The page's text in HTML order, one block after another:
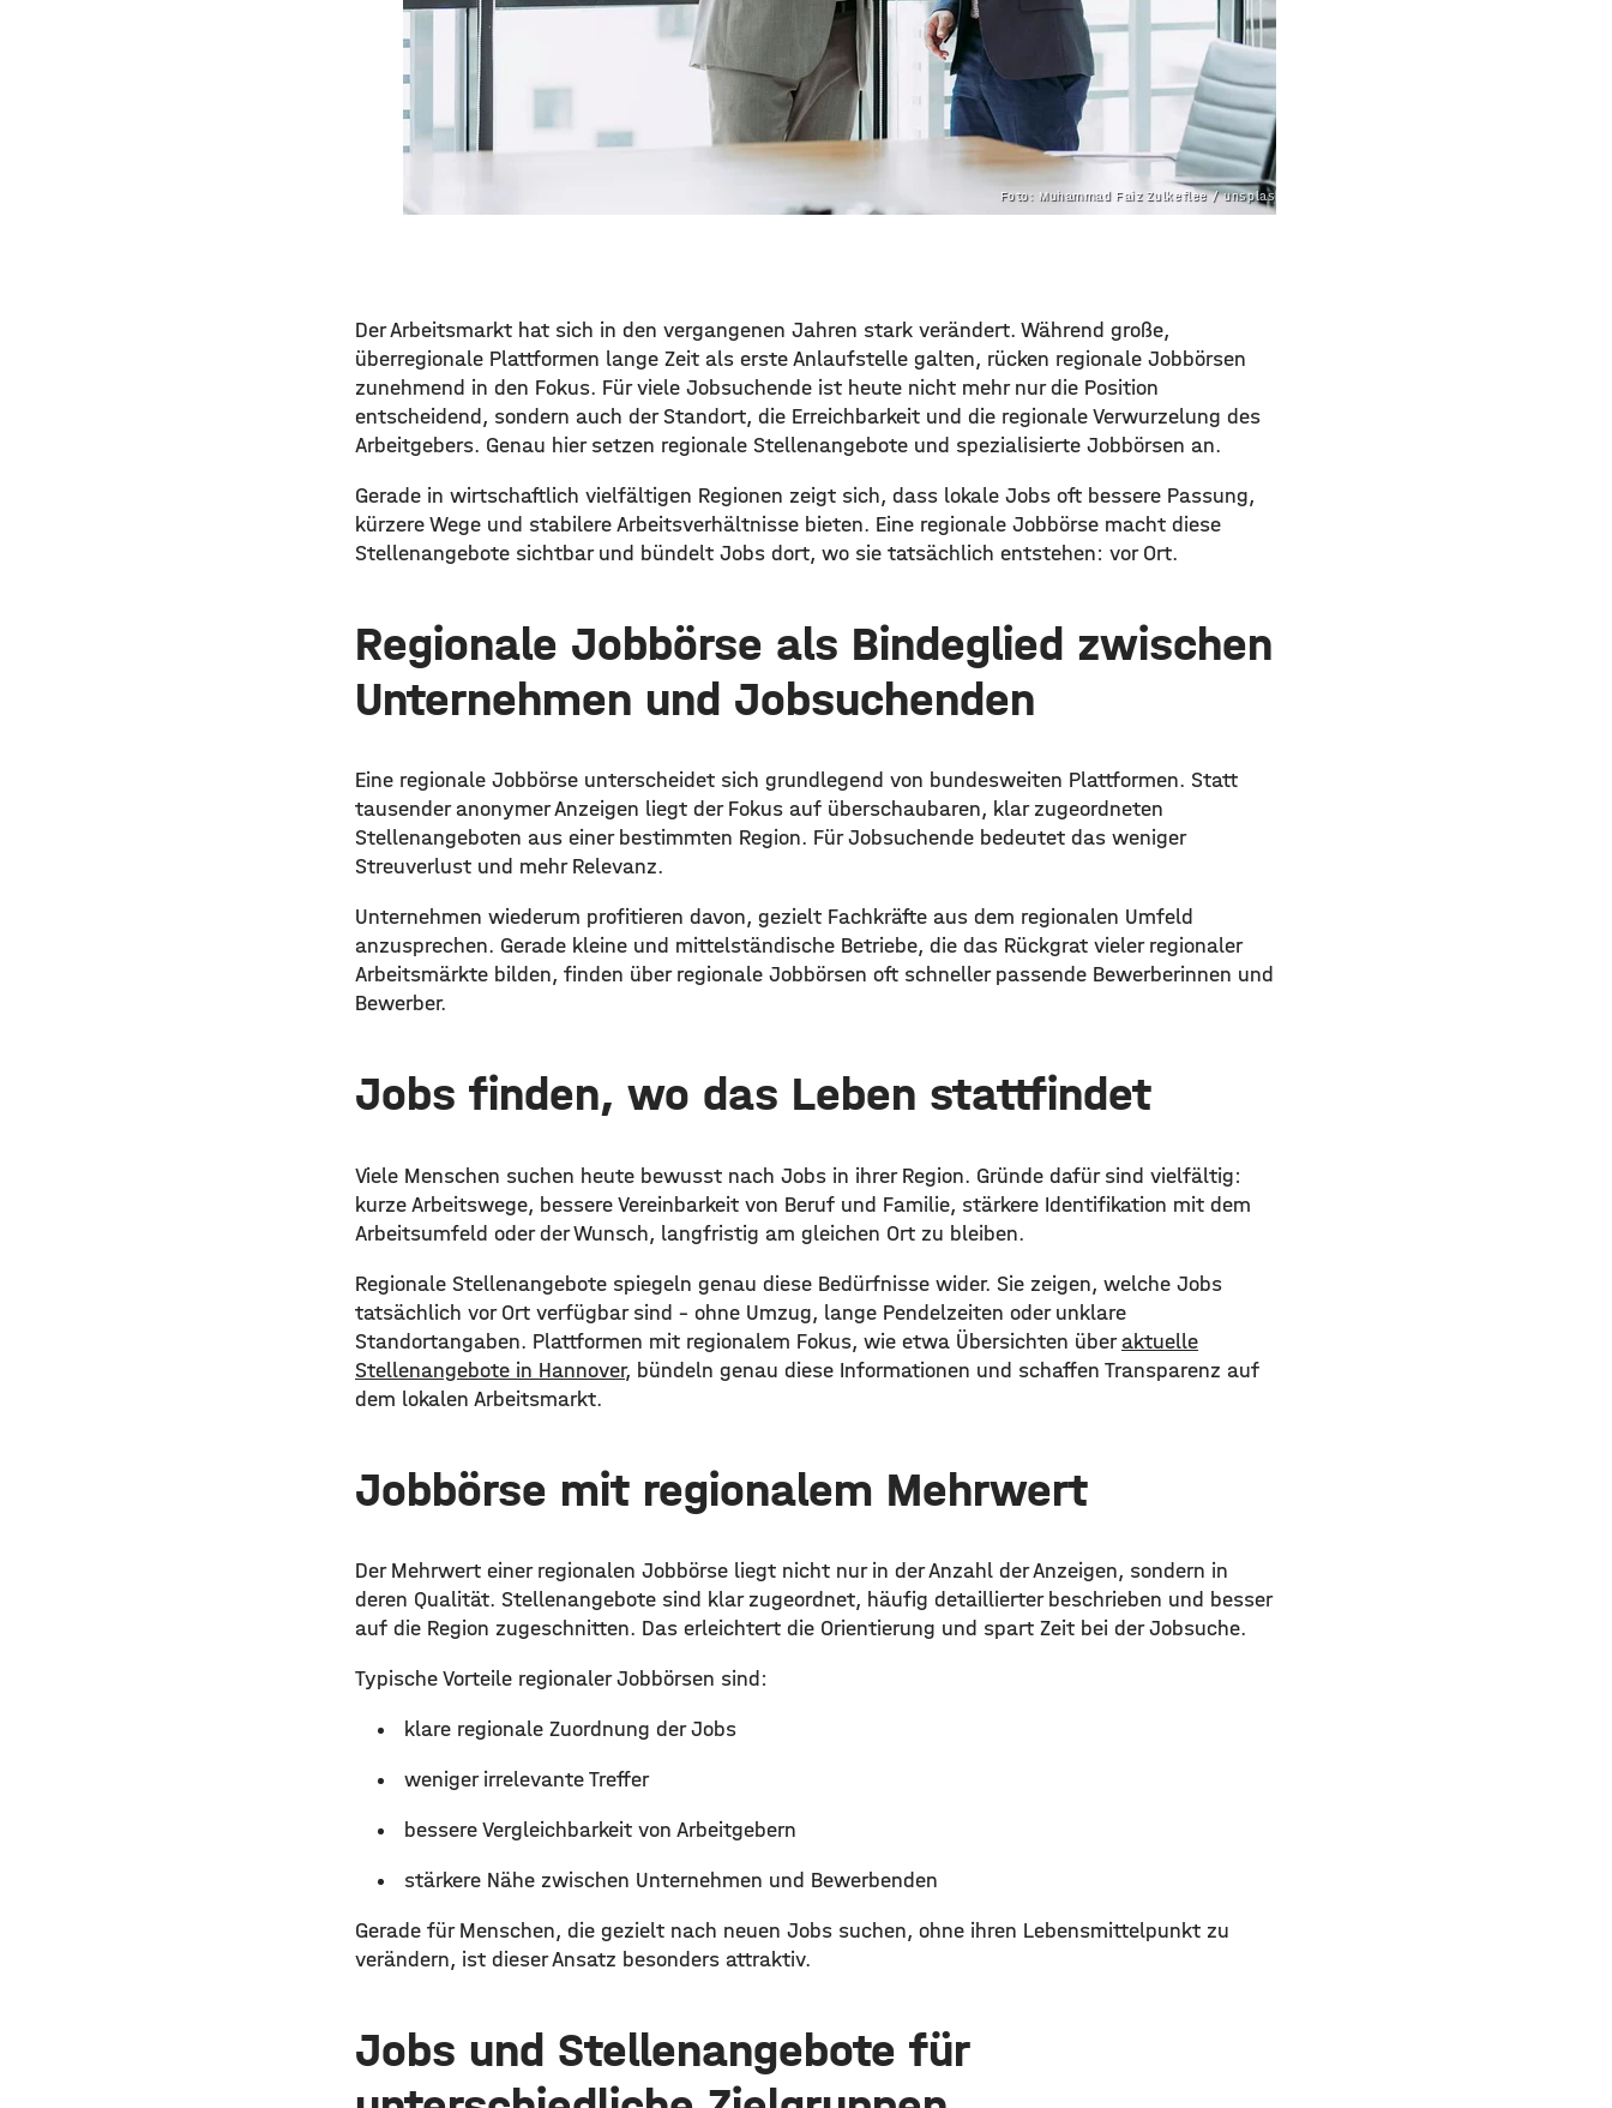
Foto: Muhammad Faiz Zulkeflee / unsplash.com
Der Arbeitsmarkt hat sich in den vergangenen Jahren stark verändert. Während große,
überregionale Plattformen lange Zeit als erste Anlaufstelle galten, rücken regionale Jobbörsen
zunehmend in den Fokus. Für viele Jobsuchende ist heute nicht mehr nur die Position
entscheidend, sondern auch der Standort, die Erreichbarkeit und die regionale Verwurzelung des
Arbeitgebers. Genau hier setzen regionale Stellenangebote und spezialisierte Jobbörsen an.
Gerade in wirtschaftlich vielfältigen Regionen zeigt sich, dass lokale Jobs oft bessere Passung,
kürzere Wege und stabilere Arbeitsverhältnisse bieten. Eine regionale Jobbörse macht diese
Stellenangebote sichtbar und bündelt Jobs dort, wo sie tatsächlich entstehen: vor Ort.
Regionale Jobbörse als Bindeglied zwischen
Unternehmen und Jobsuchenden
Eine regionale Jobbörse unterscheidet sich grundlegend von bundesweiten Plattformen. Statt
tausender anonymer Anzeigen liegt der Fokus auf überschaubaren, klar zugeordneten
Stellenangeboten aus einer bestimmten Region. Für Jobsuchende bedeutet das weniger
Streuverlust und mehr Relevanz.
Unternehmen wiederum profitieren davon, gezielt Fachkräfte aus dem regionalen Umfeld
anzusprechen. Gerade kleine und mittelständische Betriebe, die das Rückgrat vieler regionaler
Arbeitsmärkte bilden, finden über regionale Jobbörsen oft schneller passende Bewerberinnen und
Bewerber.
Jobs finden, wo das Leben stattfindet
Viele Menschen suchen heute bewusst nach Jobs in ihrer Region. Gründe dafür sind vielfältig:
kurze Arbeitswege, bessere Vereinbarkeit von Beruf und Familie, stärkere Identifikation mit dem
Arbeitsumfeld oder der Wunsch, langfristig am gleichen Ort zu bleiben.
Regionale Stellenangebote spiegeln genau diese Bedürfnisse wider. Sie zeigen, welche Jobs
tatsächlich vor Ort verfügbar sind – ohne Umzug, lange Pendelzeiten oder unklare
Standortangaben. Plattformen mit regionalem Fokus, wie etwa Übersichten überaktuelle
Stellenangebote in Hannover, bündeln genau diese Informationen und schaffen Transparenz auf
dem lokalen Arbeitsmarkt.
Jobbörse mit regionalem Mehrwert
Der Mehrwert einer regionalen Jobbörse liegt nicht nur in der Anzahl der Anzeigen, sondern in
deren Qualität. Stellenangebote sind klar zugeordnet, häufig detaillierter beschrieben und besser
auf die Region zugeschnitten. Das erleichtert die Orientierung und spart Zeit bei der Jobsuche.
Typische Vorteile regionaler Jobbörsen sind:
klare regionale Zuordnung der Jobs
weniger irrelevante Treffer
bessere Vergleichbarkeit von Arbeitgebern
stärkere Nähe zwischen Unternehmen und Bewerbenden
Gerade für Menschen, die gezielt nach neuen Jobs suchen, ohne ihren Lebensmittelpunkt zu
verändern, ist dieser Ansatz besonders attraktiv.
Jobs und Stellenangebote für